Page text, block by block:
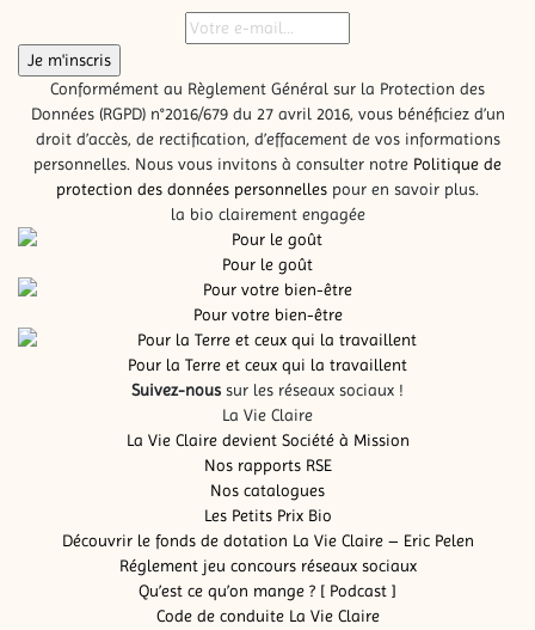
Conformément au Règlement Général sur la Protection des
Données (RGPD) n°2016/679 du 27 avril 2016, vous bénéficiez d’un
droit d’accès, de rectification, d’effacement de vos informations
personnelles. Nous vous invitons à consulter notre Politique de
protection des données personnelles pour en savoir plus.
la bio clairement engagée
Pour le goût
Pour votre bien-être
Pour la Terre et ceux qui la travaillent
Suivez-nous sur les réseaux sociaux !
La Vie Claire
La Vie Claire devient Société à Mission
Nos rapports RSE
Nos catalogues
Les Petits Prix Bio
Découvrir le fonds de dotation La Vie Claire – Eric Pelen
Réglement jeu concours réseaux sociaux
Qu’est ce qu’on mange ? [ Podcast ]
Code de conduite La Vie Claire